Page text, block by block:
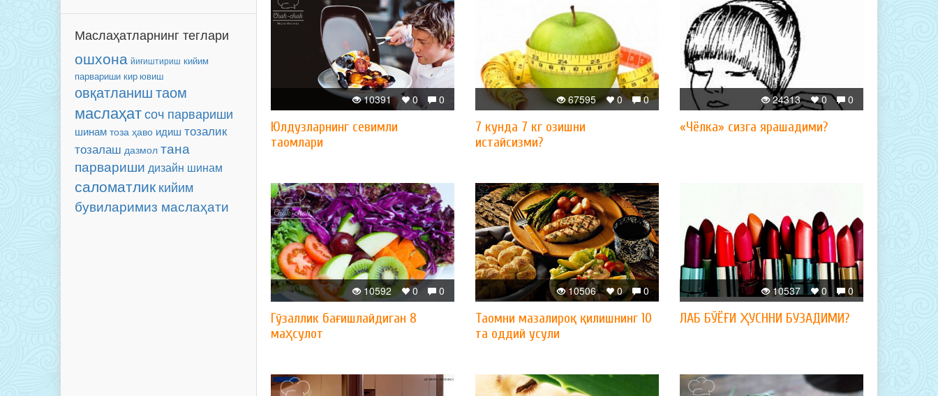
Маслаҳатларнинг теглари
ошхона йиғиштириш кийим
парвариши кир ювиш
овқатлаништаом
маслаҳатсоч парвариши
шинам тоза ҳаво идиш тозалик
тозалаш дазмол тана
парвариши дизайн шинам
саломатлик кийим
бувиларимиз маслаҳати
0
0
10391
​Юлдузларнинг севимли
таомлари
0
0
67595
7 кунда 7 кг озишни
истайсизми?
0
0
24313
«Чёлка» сизга ярашадими?
0
0
10592
Гўзаллик бағишлайдиган 8
маҳсулот
0
0
10506
Таомни мазалироқ қилишнинг 10
та оддий усули
0
0
10537
ЛАБ БЎЁҒИ ҲУСННИ БУЗАДИМИ?